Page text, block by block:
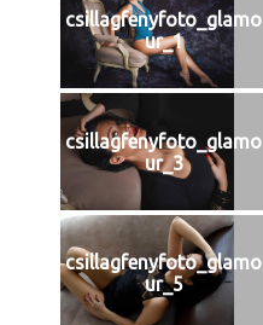
csillagfenyfoto_glamo
ur_1
csillagfenyfoto_glamo
ur_3
csillagfenyfoto_glamo
ur_5